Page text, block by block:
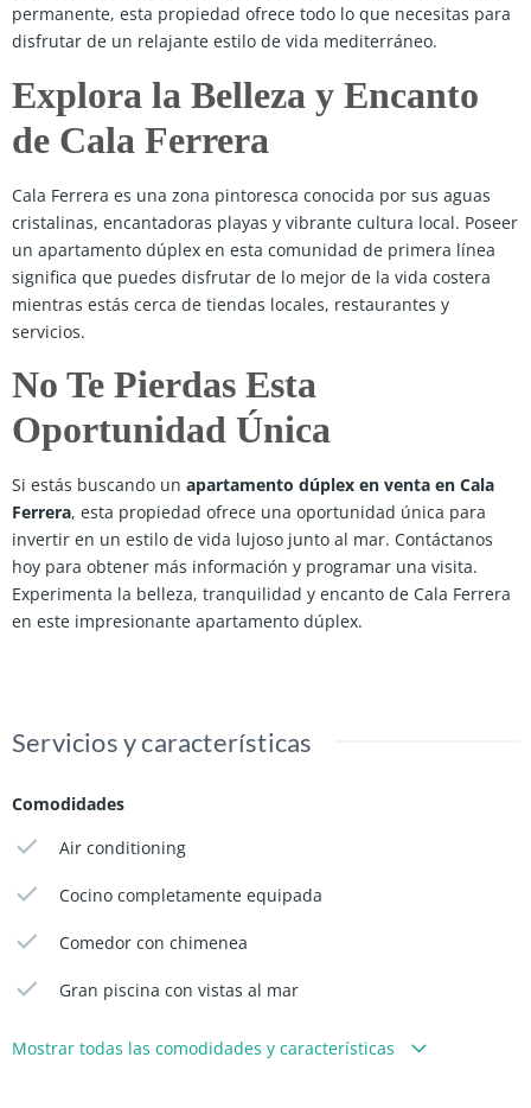
permanente, esta propiedad ofrece todo lo que necesitas para
disfrutar de un relajante estilo de vida mediterráneo.
Explora la Belleza y Encanto
de Cala Ferrera
Cala Ferrera es una zona pintoresca conocida por sus aguas
cristalinas, encantadoras playas y vibrante cultura local. Poseer
un apartamento dúplex en esta comunidad de primera línea
significa que puedes disfrutar de lo mejor de la vida costera
mientras estás cerca de tiendas locales, restaurantes y
servicios.
No Te Pierdas Esta
Oportunidad Única
Si estás buscando un apartamento dúplex en venta en Cala
Ferrera, esta propiedad ofrece una oportunidad única para
invertir en un estilo de vida lujoso junto al mar. Contáctanos
hoy para obtener más información y programar una visita.
Experimenta la belleza, tranquilidad y encanto de Cala Ferrera
en este impresionante apartamento dúplex.
Servicios y características
Comodidades
Air conditioning
Cocino completamente equipada
Comedor con chimenea
Gran piscina con vistas al mar
Mostrar todas las comodidades y características